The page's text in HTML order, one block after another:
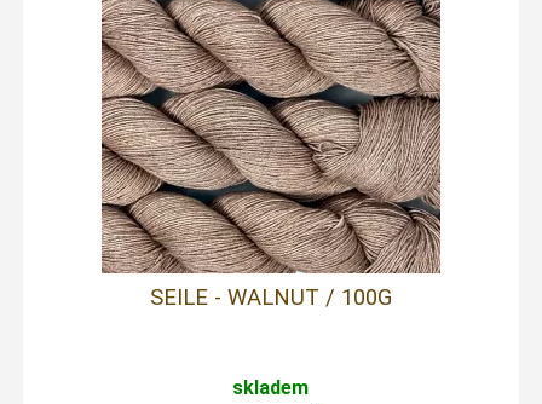
SEILE - WALNUT / 100G
skladem